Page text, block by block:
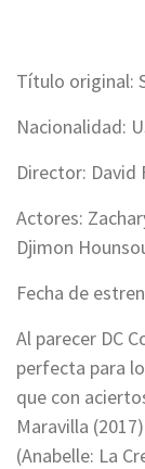
Título original:
Nacionalidad:
Director: David
Actores:
Djimon
Fecha de
Al parecer DC
perfecta para
que con
Maravilla
(Anabelle: La